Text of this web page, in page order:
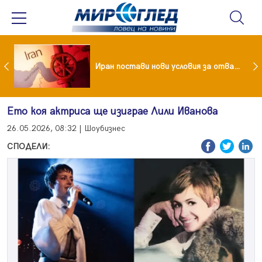
Как кетогенната диета се отразява на някои психични разстройства Иран постави нови условия за отварянето на Ормузкия проток
Ето коя актриса ще изиграе Лили Иванова
26.05.2026, 08:32 | Шоубизнес
СПОДЕЛИ: